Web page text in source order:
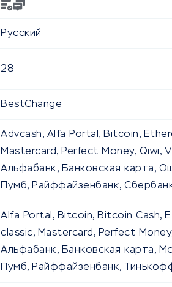
Русский
28
BestChange
Advcash, Alfa Portal, Bitcoin,
Mastercard, Perfect Money, Qiwi,
Альфабанк, Банковская карта,
Пумб, Райффайзенбанк,
Alfa Portal, Bitcoin, Bitcoin Cash,
classic, Mastercard, Perfect
Альфабанк, Банковская карта,
Пумб, Райффайзенбанк,